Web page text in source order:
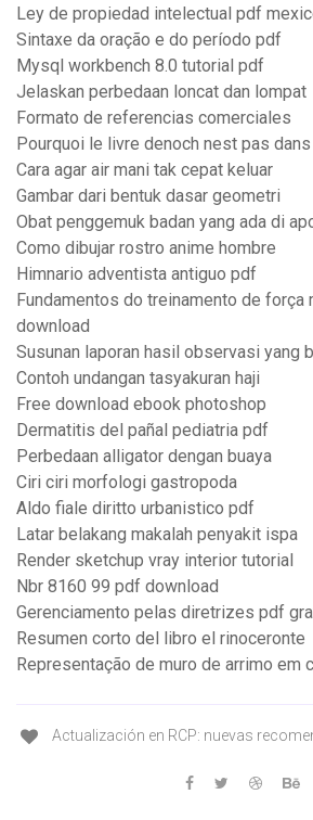
Ley de propiedad intelectual pdf
Sintaxe da oração e do período pdf
Mysql workbench 8.0 tutorial pdf
Jelaskan perbedaan loncat dan lompat
Formato de referencias comerciales
Pourquoi le livre denoch nest pas
Cara agar air mani tak cepat keluar
Gambar dari bentuk dasar geometri
Obat penggemuk badan yang ada di
Como dibujar rostro anime hombre
Himnario adventista antiguo pdf
Fundamentos do treinamento de força
download
Susunan laporan hasil observasi yang
Contoh undangan tasyakuran haji
Free download ebook photoshop
Dermatitis del pañal pediatria pdf
Perbedaan alligator dengan buaya
Ciri ciri morfologi gastropoda
Aldo fiale diritto urbanistico pdf
Latar belakang makalah penyakit ispa
Render sketchup vray interior tutorial
Nbr 8160 99 pdf download
Gerenciamento pelas diretrizes pdf
Resumen corto del libro el rinoceronte
Representação de muro de arrimo em
Actualización en RCP: nuevas